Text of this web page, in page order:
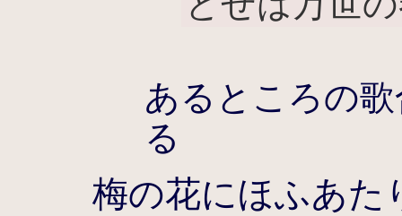
あるところの
る
梅の花にほふあた